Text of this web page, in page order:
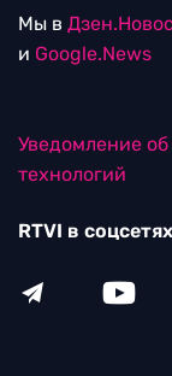
Мы в
и Google.News
Уведомление
технологий
RTVI в соцсетях